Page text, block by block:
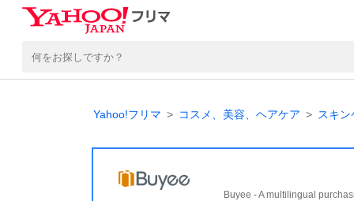
Yahoo!フリマ コスメ、美容、ヘアケア スキ
Buyee - A multilingual